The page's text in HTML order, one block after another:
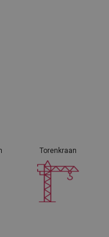
Torenkraan